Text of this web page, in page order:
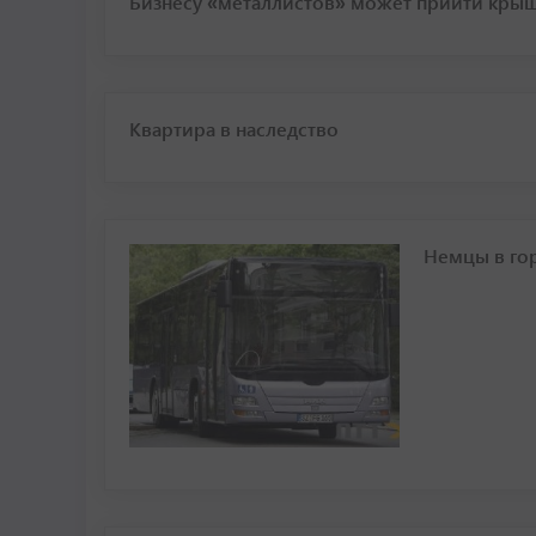
Квартира в наследство
Немцы в